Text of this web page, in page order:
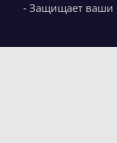
- Защищает ваши